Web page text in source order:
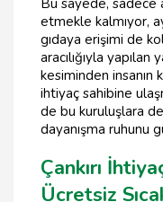
etmekle kalmıyor,
gıdaya erişimi de
aracılığıyla
kesiminden insanın
ihtiyaç sahibine
de bu kuruluşlara
dayanışma ruhunu
Çankırı
Ücretsiz